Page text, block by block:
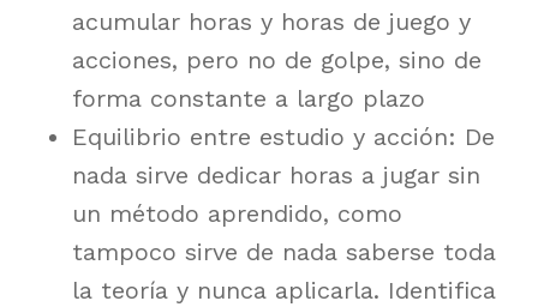
acumular horas y horas de juego y
acciones, pero no de golpe, sino de
forma constante a largo plazo
Equilibrio entre estudio y acción: De
nada sirve dedicar horas a jugar sin
un método aprendido, como
tampoco sirve de nada saberse toda
la teoría y nunca aplicarla. Identifica